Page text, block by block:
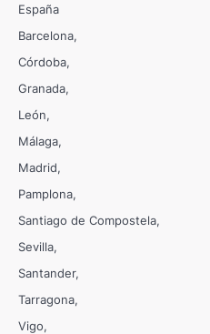
España
Barcelona
Córdoba
Granada
León
Málaga
Madrid
Pamplona
Santiago de Compostela
Sevilla
Santander
Tarragona
Vigo